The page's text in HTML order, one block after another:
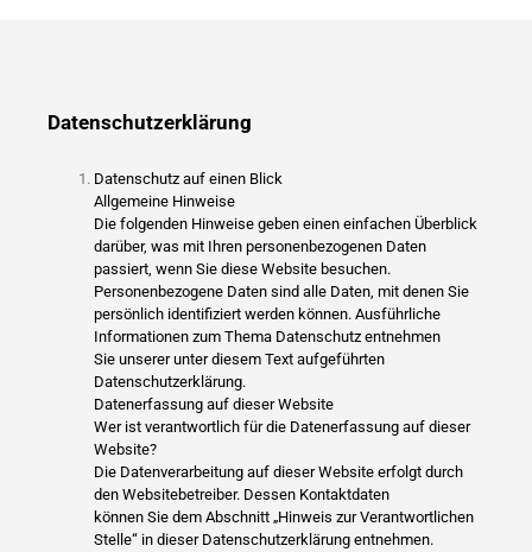
Datenschutzerklärung
Datenschutz auf einen Blick
Allgemeine Hinweise
Die folgenden Hinweise geben einen einfachen Überblick
darüber, was mit Ihren personenbezogenen Daten
passiert, wenn Sie diese Website besuchen.
Personenbezogene Daten sind alle Daten, mit denen Sie
persönlich identifiziert werden können. Ausführliche
Informationen zum Thema Datenschutz entnehmen
Sie unserer unter diesem Text aufgeführten
Datenschutzerklärung.
Datenerfassung auf dieser Website
Wer ist verantwortlich für die Datenerfassung auf dieser
Website?
Die Datenverarbeitung auf dieser Website erfolgt durch
den Websitebetreiber. Dessen Kontaktdaten
können Sie dem Abschnitt „Hinweis zur Verantwortlichen
Stelle“ in dieser Datenschutzerklärung entnehmen.